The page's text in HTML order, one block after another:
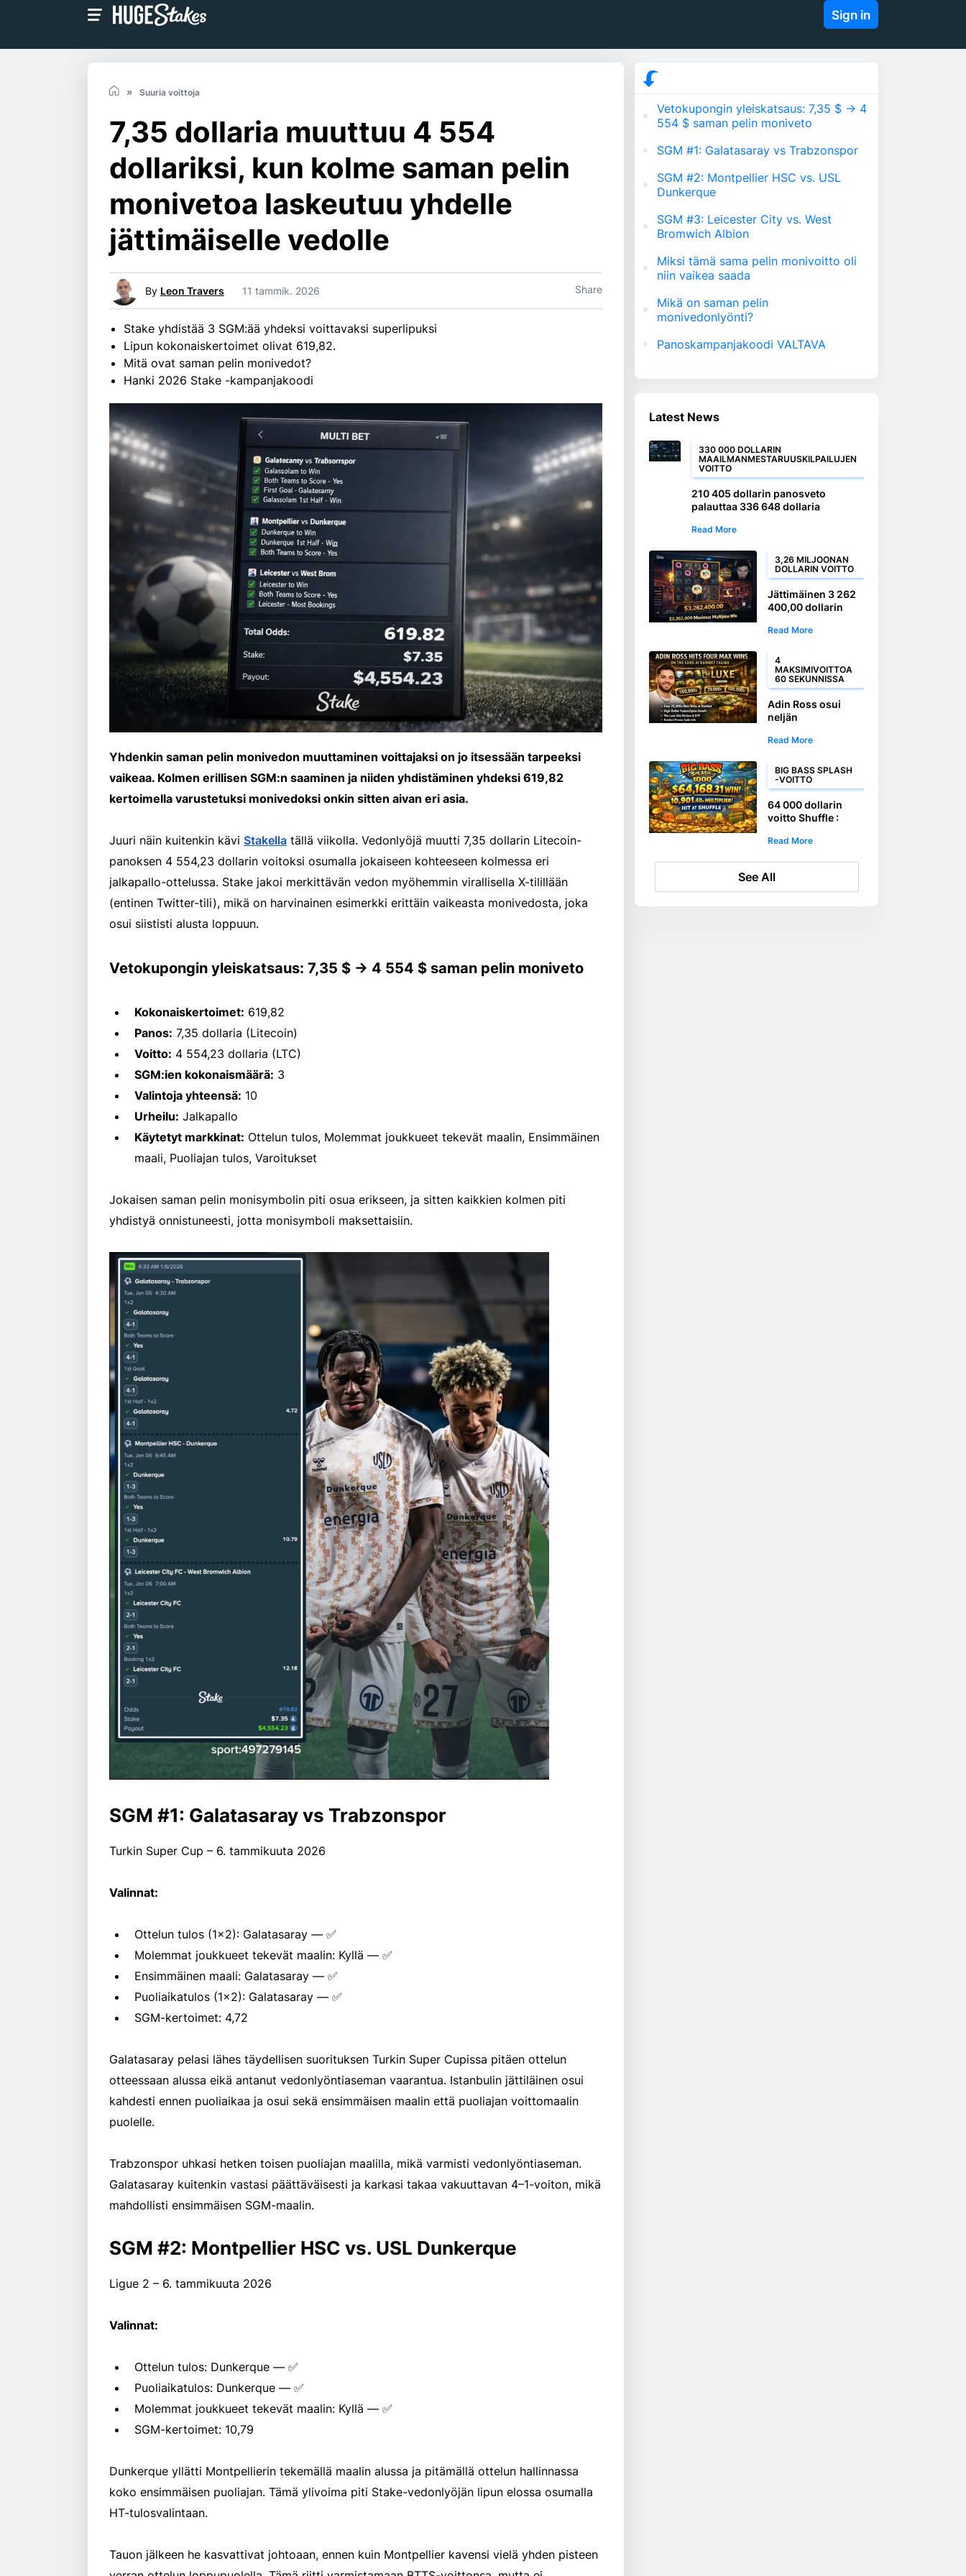
Sign in
Suuria voittoja
7,35 dollaria muuttuu 4 554
dollariksi, kun kolme saman pelin
monivetoa laskeutuu yhdelle
jättimäiselle vedolle
By Leon Travers 11 tammik. 2026 Share
Stake yhdistää 3 SGM:ää yhdeksi voittavaksi superlipuksi
Lipun kokonaiskertoimet olivat 619,82.
Mitä ovat saman pelin monivedot?
Hanki 2026 Stake -kampanjakoodi
Yhdenkin saman pelin monivedon muuttaminen voittajaksi on jo itsessään tarpeeksi
vaikeaa. Kolmen erillisen SGM:n saaminen ja niiden yhdistäminen yhdeksi 619,82
kertoimella varustetuksi monivedoksi onkin sitten aivan eri asia.
Juuri näin kuitenkin kävi Stakella tällä viikolla. Vedonlyöjä muutti 7,35 dollarin Litecoin-
panoksen 4 554,23 dollarin voitoksi osumalla jokaiseen kohteeseen kolmessa eri
jalkapallo-ottelussa. Stake jakoi merkittävän vedon myöhemmin virallisella X-tilillään
(entinen Twitter-tili), mikä on harvinainen esimerkki erittäin vaikeasta monivedosta, joka
osui siististi alusta loppuun.
Vetokupongin yleiskatsaus: 7,35 $ → 4 554 $ saman pelin moniveto
Kokonaiskertoimet: 619,82
Panos: 7,35 dollaria (Litecoin)
Voitto: 4 554,23 dollaria (LTC)
SGM:ien kokonaismäärä: 3
Valintoja yhteensä: 10
Urheilu: Jalkapallo
Käytetyt markkinat: Ottelun tulos, Molemmat joukkueet tekevät maalin, Ensimmäinen
maali, Puoliajan tulos, Varoitukset
Jokaisen saman pelin monisymbolin piti osua erikseen, ja sitten kaikkien kolmen piti
yhdistyä onnistuneesti, jotta monisymboli maksettaisiin.
SGM #1: Galatasaray vs Trabzonspor
Turkin Super Cup – 6. tammikuuta 2026
Valinnat:
Ottelun tulos (1x2): Galatasaray — ✅
Molemmat joukkueet tekevät maalin: Kyllä — ✅
Ensimmäinen maali: Galatasaray — ✅
Puoliaikatulos (1x2): Galatasaray — ✅
SGM-kertoimet: 4,72
Galatasaray pelasi lähes täydellisen suorituksen Turkin Super Cupissa pitäen ottelun
otteessaan alussa eikä antanut vedonlyöntiaseman vaarantua. Istanbulin jättiläinen osui
kahdesti ennen puoliaikaa ja osui sekä ensimmäisen maalin että puoliajan voittomaalin
puolelle.
Trabzonspor uhkasi hetken toisen puoliajan maalilla, mikä varmisti vedonlyöntiaseman.
Galatasaray kuitenkin vastasi päättäväisesti ja karkasi takaa vakuuttavan 4–1-voiton, mikä
mahdollisti ensimmäisen SGM-maalin.
SGM #2: Montpellier HSC vs. USL Dunkerque
Ligue 2 – 6. tammikuuta 2026
Valinnat:
Ottelun tulos: Dunkerque — ✅
Puoliaikatulos: Dunkerque — ✅
Molemmat joukkueet tekevät maalin: Kyllä — ✅
SGM-kertoimet: 10,79
Dunkerque yllätti Montpellierin tekemällä maalin alussa ja pitämällä ottelun hallinnassa
koko ensimmäisen puoliajan. Tämä ylivoima piti Stake-vedonlyöjän lipun elossa osumalla
HT-tulosvalintaan.
Tauon jälkeen he kasvattivat johtoaan, ennen kuin Montpellier kavensi vielä yhden pisteen
Vetokupongin yleiskatsaus: 7,35 $ → 4
554 $ saman pelin moniveto
SGM #1: Galatasaray vs Trabzonspor
SGM #2: Montpellier HSC vs. USL
Dunkerque
SGM #3: Leicester City vs. West
Bromwich Albion
Miksi tämä sama pelin monivoitto oli
niin vaikea saada
Mikä on saman pelin
monivedonlyönti?
Panoskampanjakoodi VALTAVA
Latest News
330 000 DOLLARIN
MAAILMANMESTARUUSKILPAILUJEN
VOITTO
210 405 dollarin panosveto
palauttaa 336 648 dollaria
Read More
3,26 MILJOONAN
DOLLARIN VOITTO
Jättimäinen 3 262
400,00 dollarin
moninkertaisvoitto
Read More
4
MAKSIMIVOITTOA
60 SEKUNNISSA
Adin Ross osui
neljän
Luxe -peliin
Read More
BIG BASS SPLASH
-VOITTO
64 000 dollarin
voitto Shuffle :
Bass Splash 1000 -
Read More
See All